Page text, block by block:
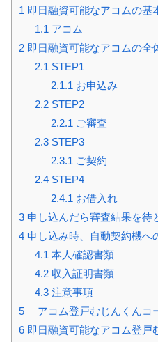
1 即日融資可能なアコムの基
1.1 アコム
2 即日融資可能なアコムの全
2.1 STEP1
2.1.1 お申込み
2.2STEP2
2.2.1 ご審査
2.3STEP3
2.3.1 ご契約
2.4STEP4
2.4.1 お借入れ
3 申し込んだら審査結果を待
4 申し込み時、自動契約機へ
4.1 本人確認書類
4.2収入証明書類
4.3注意事項
5 アコム登戸むじんくんコ
6 即日融資可能なアコム登戸